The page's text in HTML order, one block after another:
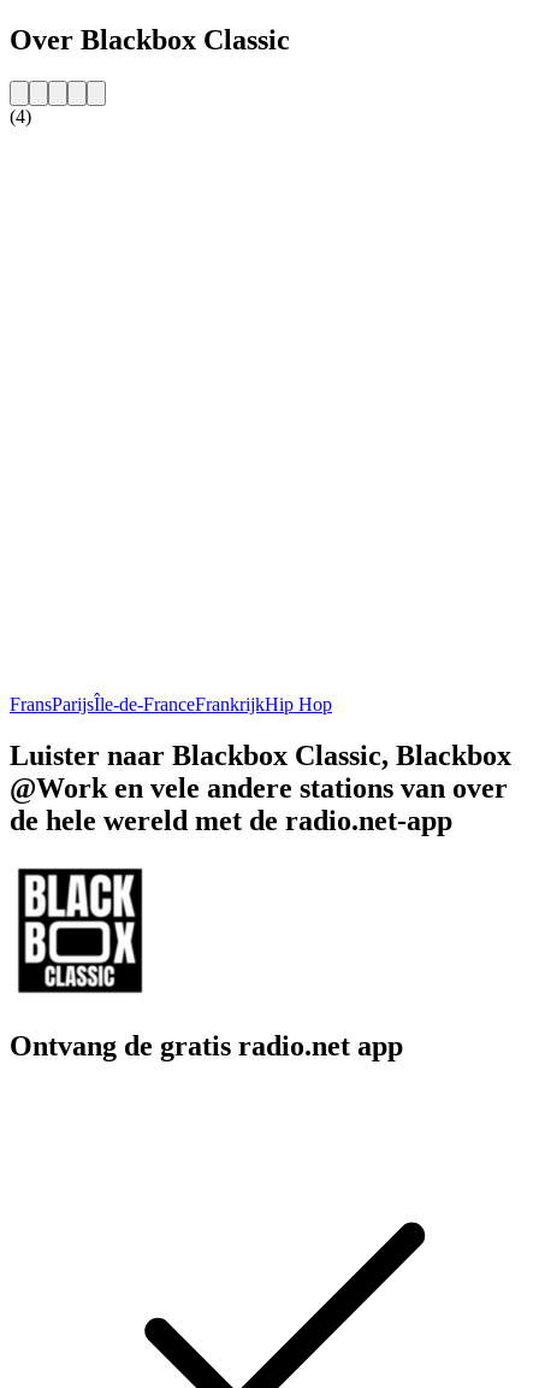
Over Blackbox Classic
(4)
FransParijsÎle-de-FranceFrankrijkHip Hop
Luister naar Blackbox Classic, Blackbox
@Work en vele andere stations van over
de hele wereld met de radio.net-app
Ontvang de gratis radio.net app